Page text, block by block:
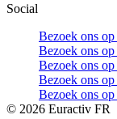
Social
Bezoek ons
Bezoek ons
Bezoek ons op
Bezoek ons op
Bezoek ons
© 2026 Euractiv FR